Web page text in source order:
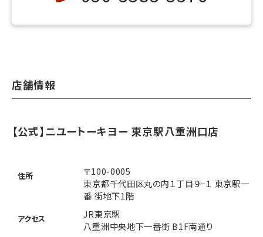
店舗情報
【公式】ニユートーキヨー 東京駅八重洲口店
住所
〒100-0005
東京都千代田区丸の内１丁目９−１ 東京駅一
番 街地下1階
アクセス
JR東京駅
八重洲中央地下一番街 B1F南通り